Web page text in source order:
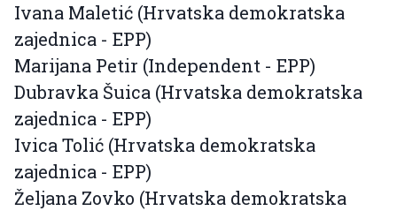
Ivana Maletić (Hrvatska demokratska
zajednica - EPP)
Marijana Petir (Independent - EPP)
Dubravka Šuica (Hrvatska demokratska
zajednica - EPP)
Ivica Tolić (Hrvatska demokratska
zajednica - EPP)
Željana Zovko (Hrvatska demokratska